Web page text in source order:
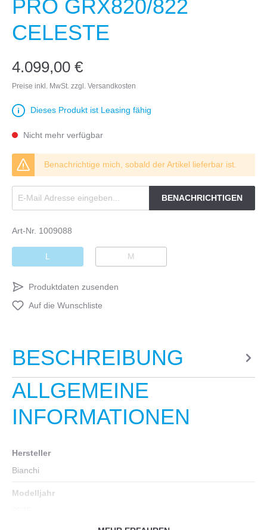
PRO GRX820/822
CELESTE
4.099,00 €
Preise inkl. MwSt. zzgl. Versandkosten
Dieses Produkt ist Leasing fähig
Nicht mehr verfügbar
Benachrichtige mich, sobald der Artikel lieferbar ist.
BENACHRICHTIGEN
Art-Nr. 1009088
L M
Produktdaten zusenden
Auf die Wunschliste
BESCHREIBUNG
ALLGEMEINE
INFORMATIONEN
Hersteller
Bianchi
Modelljahr